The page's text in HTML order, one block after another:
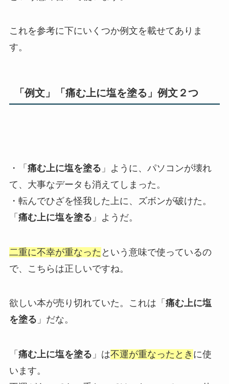
これを参考に下にいくつか例文を載せてありま
す。
「例文」「痛む上に塩を塗る」例文２つ
・「 痛む上に塩を塗る 」ように、パソコンが壊れ
て、大事なデータも消えてしまった。
・転んでひざを怪我した上に、ズボンが破けた。
「 痛む上に塩を塗る 」ようだ。
二重に不幸が重なった という意味で使っているの
で、こちらは正しいですね。
欲しい本が売り切れていた。これは「 痛む上に塩
を塗る 」だな。
「 痛む上に塩を塗る 」は不運が重なったとき に使
います。